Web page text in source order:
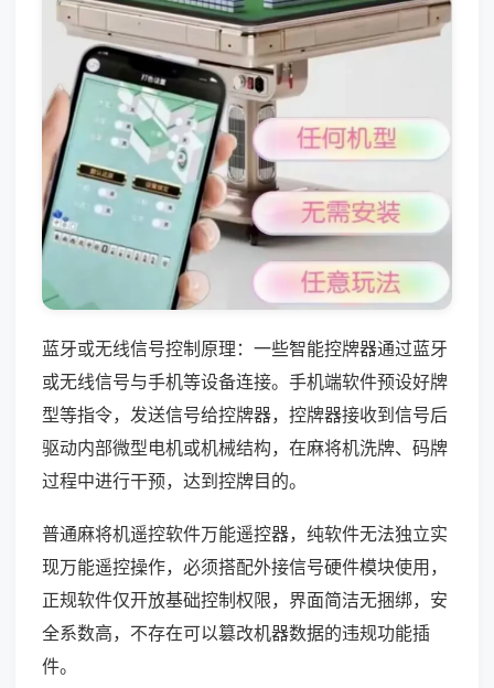
蓝牙或无线信号控制原理：一些智能控牌器通过蓝牙
或无线信号与手机等设备连接。手机端软件预设好牌
型等指令，发送信号给控牌器，控牌器接收到信号后
驱动内部微型电机或机械结构，在麻将机洗牌、码牌
过程中进行干预，达到控牌目的。
普通麻将机遥控软件万能遥控器，纯软件无法独立实
现万能遥控操作，必须搭配外接信号硬件模块使用，
正规软件仅开放基础控制权限，界面简洁无捆绑，安
全系数高，不存在可以篡改机器数据的违规功能插
件。